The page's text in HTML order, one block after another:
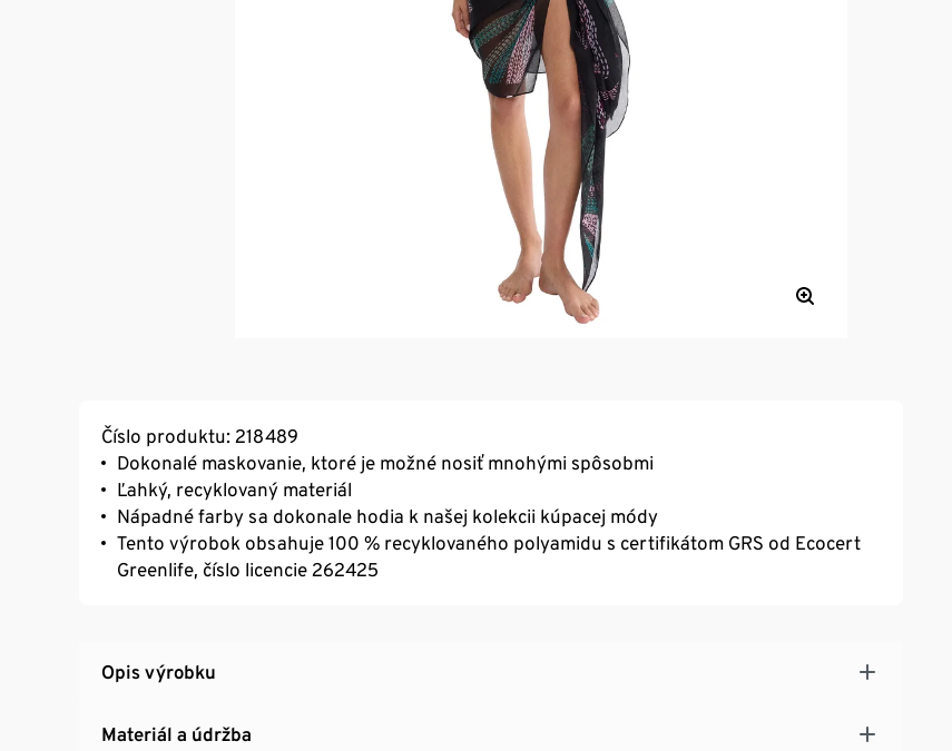
Číslo produktu: 218489
Dokonalé maskovanie, ktoré je možné nosiť mnohými spôsobmi
Ľahký, recyklovaný materiál
Nápadné farby sa dokonale hodia k našej kolekcii kúpacej módy
Tento výrobok obsahuje 100 % recyklovaného polyamidu s certifikátom GRS od Ecocert
Greenlife, číslo licencie 262425
Opis výrobku
Materiál a údržba